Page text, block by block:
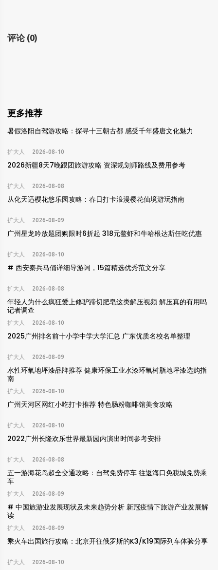
评论 (0)
更多推荐
暑假洛阳自驾游攻略：探寻十三朝古都 感受千年盛唐文化魅力
扩大人 2026-08-10
2026新疆8天7晚跟团旅游攻略 资深规划师路线及费用参考
扩大人 2026-08-08
从化天适樱花悠乐园攻略：春日打卡浪漫樱花仙境游玩指南
扩大人 2026-08-09
广州星龙吟放题团购限时6折起 318元鳌虾和牛哈根达斯任吃优惠
扩大人 2026-08-10
# 西安秦兵马俑详细导游词，15篇精选优秀范文分享
扩大人 2026-08-08
年轻人为什么疯狂爱上修驴蹄切肥皂这类解压视频 解压真的有用吗
记者调查
扩大人 2026-08-10
2025广州排名前十小学中学大学汇总 广东优质名校名单整理
扩大人 2026-08-09
水性环氧地坪漆品牌推荐 健康环保工业水漆环氧树脂地坪漆选购指
南
扩大人 2026-08-10
广州天河区网红小吃打卡推荐 特色肠粉咖啡馆美食攻略
扩大人 2026-08-10
2022广州长隆欢乐世界最新园内演出时间参考安排
扩大人 2026-08-08
五一游海花岛超全交通攻略：自驾免费停车 往返海口免税城免费乘
车
扩大人 2026-08-09
# 中国旅游业发展现状及未来趋势分析 新冠疫情下旅游产业发展解
读
扩大人 2026-08-09
乘火车出国旅行攻略：北京开往俄罗斯的K3/K19国际列车体验分享
扩大人 2026-08-10